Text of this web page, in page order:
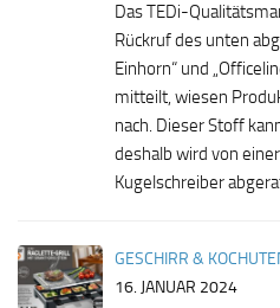
Das TEDi-
Rückruf des unten
Einhorn“ und
mitteilt, wiesen
nach. Dieser Stoff
deshalb wird von
Kugelschreiber
GESCHIRR &
16. JANUAR 2024